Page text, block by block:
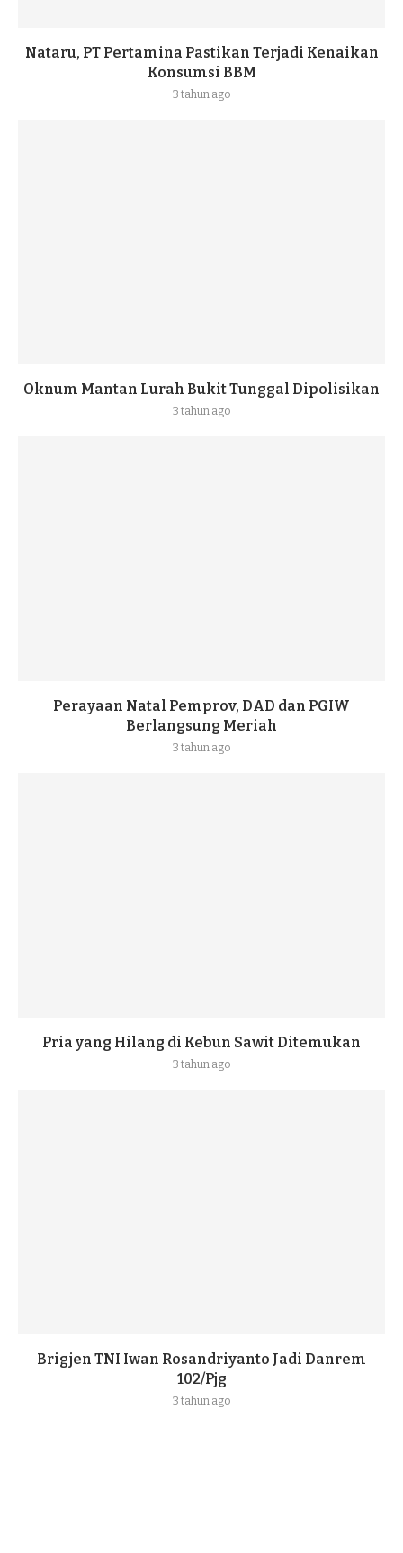
Nataru, PT Pertamina Pastikan Terjadi Kenaikan
Konsumsi BBM
3 tahun ago
Oknum Mantan Lurah Bukit Tunggal Dipolisikan
3 tahun ago
Perayaan Natal Pemprov, DAD dan PGIW
Berlangsung Meriah
3 tahun ago
Pria yang Hilang di Kebun Sawit Ditemukan
3 tahun ago
Brigjen TNI Iwan Rosandriyanto Jadi Danrem
102/Pjg
3 tahun ago